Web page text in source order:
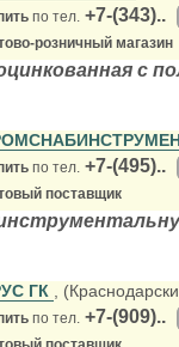
по тел. +7-(343)..
розничный магазин
с
по тел. +7-(495)..
поставщик
ГК ,
по тел. +7-(909)..